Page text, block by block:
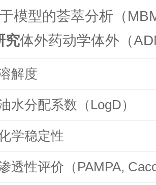
于模型的荟萃分析（
究体外药动学体外（
解度
水分配系数（LogD）
学稳定性
透性评价（PAMPA,